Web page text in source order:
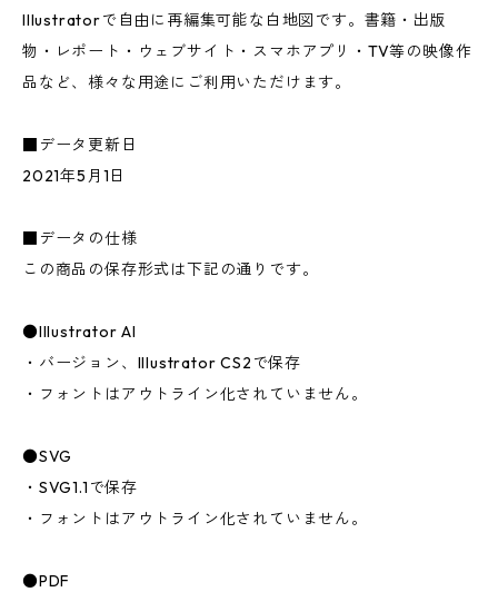
Illustratorで自由に再編集可能な白地図です。書籍・出版
物・レポート・ウェブサイト・スマホアプリ・TV等の映像作
品など、様々な用途にご利用いただけます。
■データ更新日
2021年5月1日
■データの仕様
この商品の保存形式は下記の通りです。
●Illustrator AI
・バージョン、Illustrator CS2で保存
・フォントはアウトライン化されていません。
●SVG
・SVG1.1で保存
・フォントはアウトライン化されていません。
●PDF